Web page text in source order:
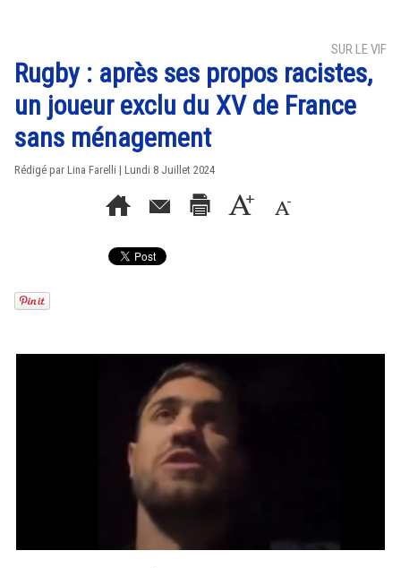
SUR LE VIF
Rugby : après ses propos racistes,
un joueur exclu du XV de France
sans ménagement
Rédigé par Lina Farelli | Lundi 8 Juillet 2024